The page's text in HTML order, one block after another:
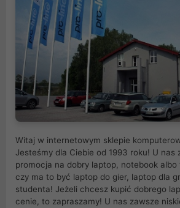
Witaj w internetowym sklepie
Jesteśmy dla Ciebie od 1993 roku! U nas
promocja na dobry laptop, notebook
czy ma to być laptop do gier, laptop dla
studenta! Jeżeli chcesz kupić dobrego
cenie, to zapraszamy! U nas zawsze